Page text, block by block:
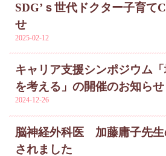
SDG’ｓ世代ドクター子育て
せ
2025-02-12
キャリア支援シンポジウム
を考える」の開催のお知らせ
2024-12-26
脳神経外科医 加藤庸子先生
されました